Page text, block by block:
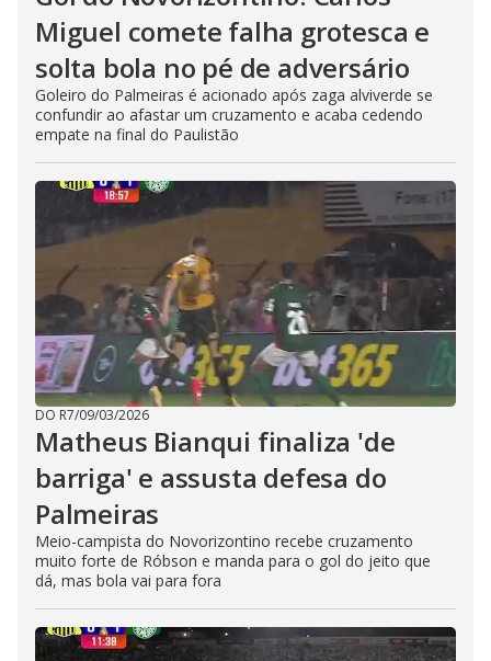
Miguel comete falha grotesca e
solta bola no pé de adversário
Goleiro do Palmeiras é acionado após zaga alviverde se
confundir ao afastar um cruzamento e acaba cedendo
empate na final do Paulistão
DO R7/09/03/2026
Matheus Bianqui finaliza 'de
barriga' e assusta defesa do
Palmeiras
Meio-campista do Novorizontino recebe cruzamento
muito forte de Róbson e manda para o gol do jeito que
dá, mas bola vai para fora